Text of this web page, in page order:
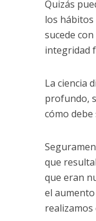
Quizás
los hábitos
sucede
integridad
La ciencia
profundo,
cómo
que
que eran
el
realizamos